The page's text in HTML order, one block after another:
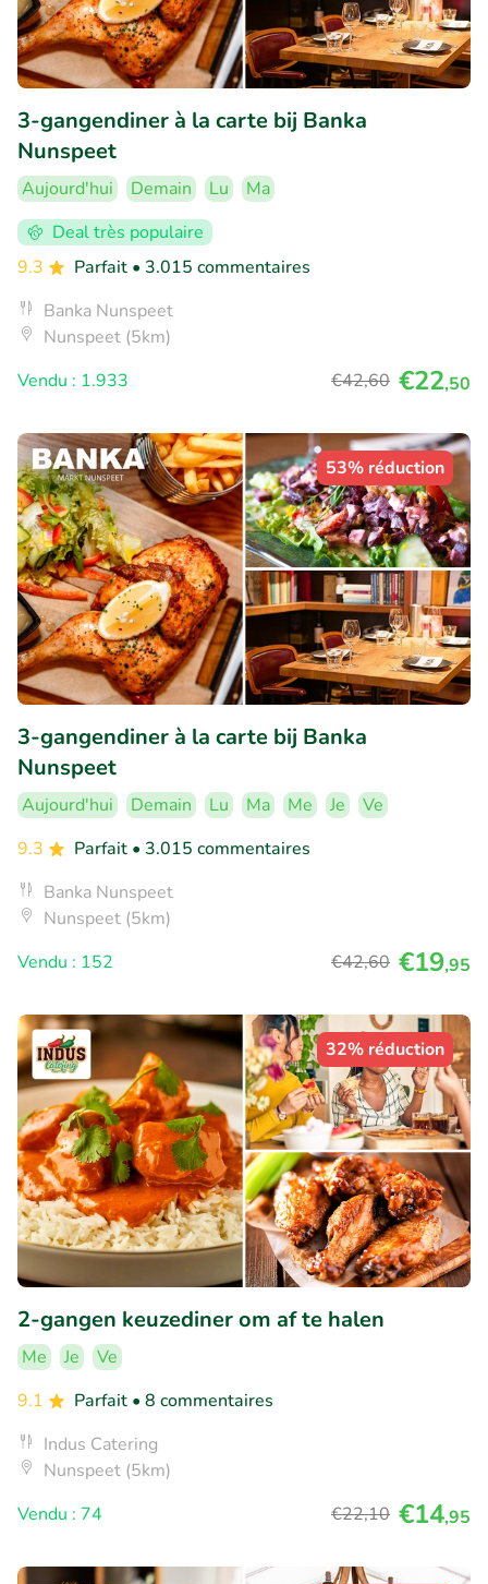
3-gangendiner à la carte bij Banka
Nunspeet
Aujourd'hui Demain Lu
Ma
Deal très populaire
9.3
Parfait • 3.015 commentaires
Banka Nunspeet
Nunspeet (5km)
Vendu : 1.933
€42,60 €22,50
53% réduction
3-gangendiner à la carte bij Banka
Nunspeet
Aujourd'hui Demain Lu Ma Me Je
Ve
9.3
Parfait • 3.015 commentaires
Banka Nunspeet
Nunspeet (5km)
Vendu : 152
€42,60 €19,95
32% réduction
2-gangen keuzediner om af te halen
Me Je
Ve
9.1
Parfait • 8 commentaires
Indus Catering
Nunspeet (5km)
Vendu : 74
€22,10 €14,95